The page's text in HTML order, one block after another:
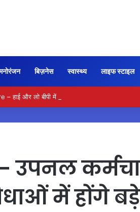
बिज़नेस स्वास्थ्य लाइफ स्टाइल
हाई और लो बीपी में कितना नमक खाना सही, डॉक्टर ने
उपनल
में होंगे